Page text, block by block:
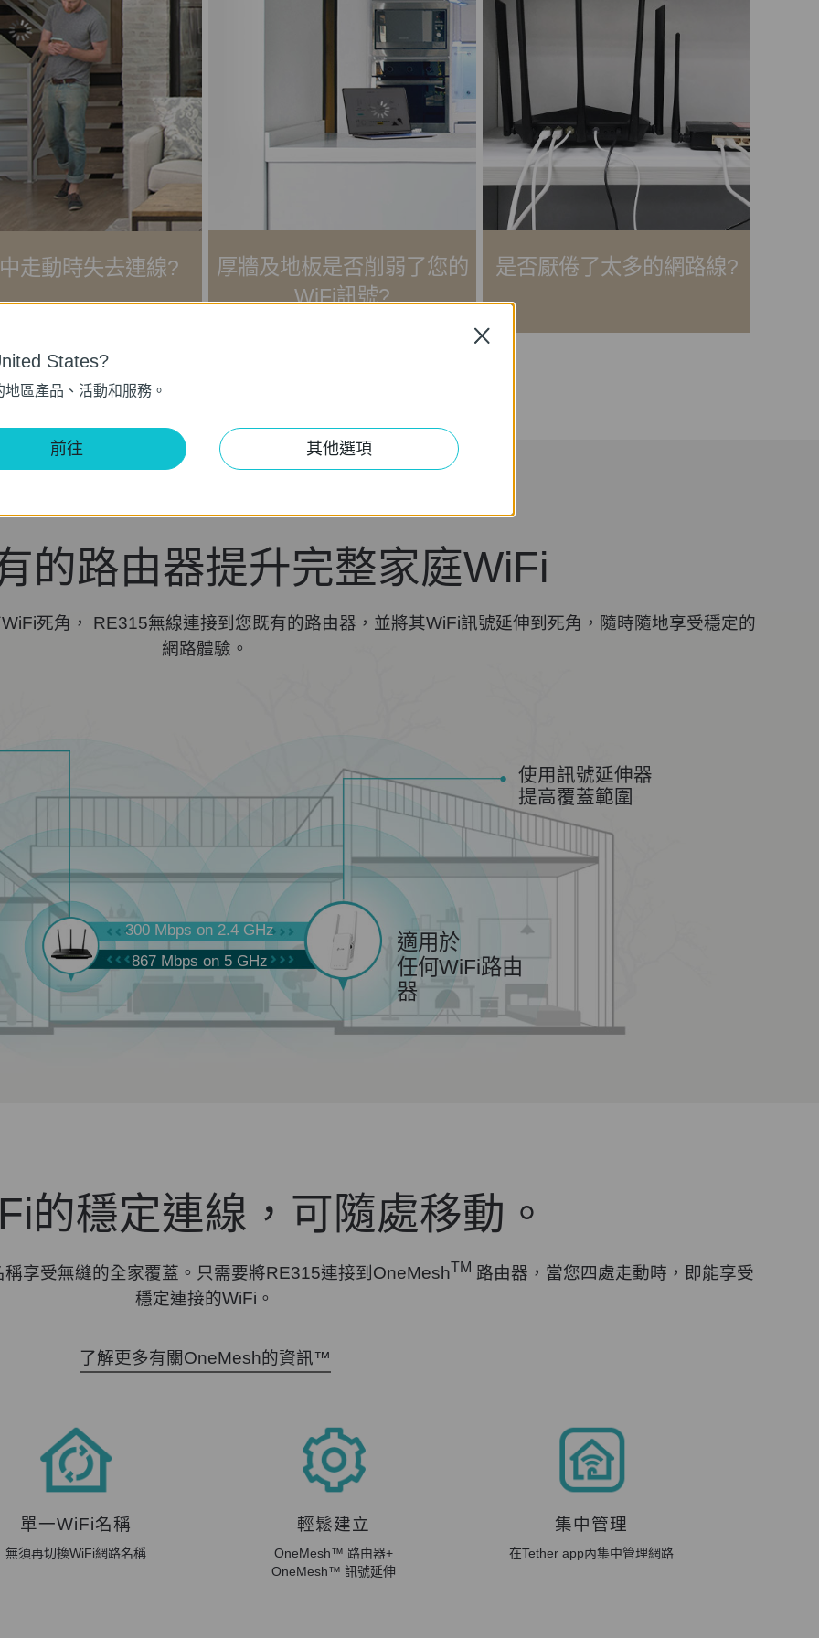
走動時失去連線?
厚牆及地板是否削弱了您的
WiFi訊號?
是否厭倦了太多的網路線?
的路由器提升完整家庭WiFi
死角， RE315無線連接到您既有的路由器，並將其WiFi訊號延伸到死角，隨時隨地享受穩定的
網路體驗。
使用訊號延伸器
提高覆蓋範圍
適用於
任何WiFi路由
器
300 Mbps on 2.4 GHz
867 Mbps on 5 GHz
的穩定連線，可隨處移動。
享受無縫的全家覆蓋。只需要將RE315連接到OneMeshTM 路由器，當您四處走動時，即能享受
穩定連接的WiFi。
了解更多有關OneMesh的資訊™
單一WiFi名稱
無須再切換WiFi網路名稱
輕鬆建立
OneMesh™ 路由器+
OneMesh™ 訊號延伸
集中管理
在Tether app內集中管理網路
States?
地區產品、活動和服務。
前往 其他選項
Close